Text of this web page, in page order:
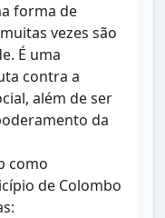
forma de
vezes são
É uma
contra a
além de ser
da
como
de Colombo